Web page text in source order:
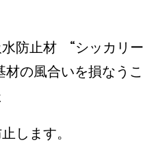
水防止材 “シッカリー
の風合いを損なうこ
します。